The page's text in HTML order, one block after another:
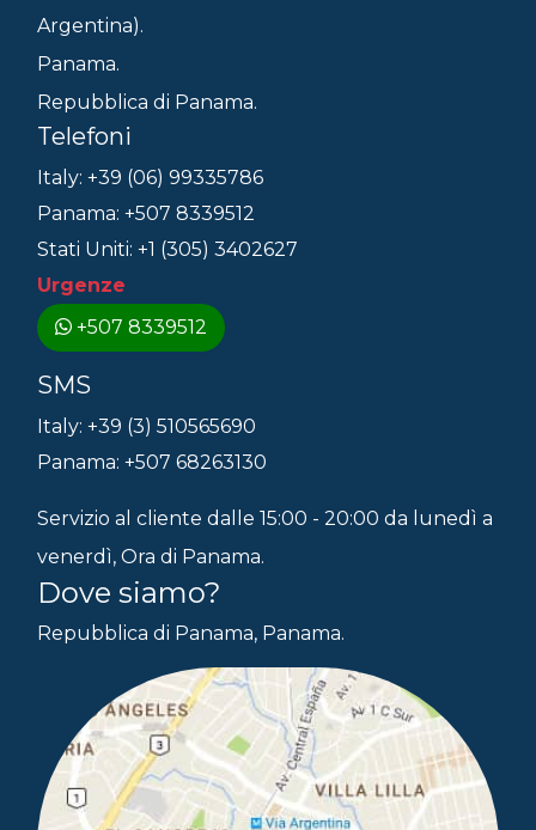
Argentina).
Panama.
Repubblica di Panama.
Telefoni
Italy: +39 (06) 99335786
Panama: +507 8339512
Stati Uniti: +1 (305) 3402627
Urgenze
+507 8339512
SMS
Italy: +39 (3) 510565690
Panama: +507 68263130
Servizio al cliente dalle 15:00 - 20:00 da lunedì a
venerdì, Ora di Panama.
Dove siamo?
Repubblica di Panama, Panama.